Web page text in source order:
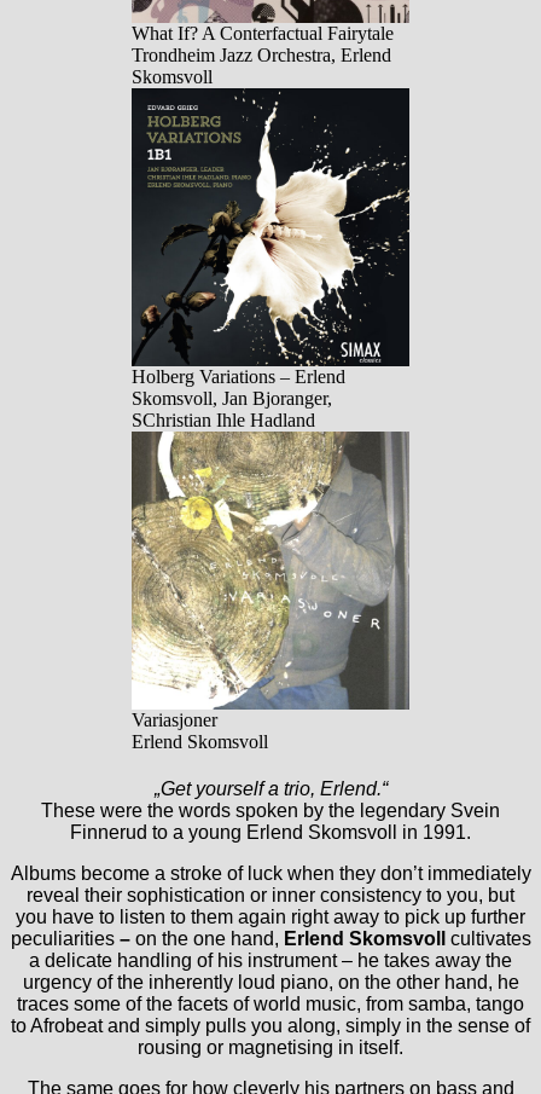
What If? A Conterfactual Fairytale
Trondheim Jazz Orchestra, Erlend
Skomsvoll
Holberg Variations – Erlend
Skomsvoll, Jan Bjoranger,
SChristian Ihle Hadland
Variasjoner
Erlend Skomsvoll
„Get yourself a trio, Erlend.“
These were the words spoken by the legendary Svein
Finnerud to a young Erlend Skomsvoll in 1991.
Albums become a stroke of luck when they don’t immediately
reveal their sophistication or inner consistency to you, but
you have to listen to them again right away to pick up further
peculiarities– on the one hand, Erlend Skomsvoll
cultivates
a delicate handling of his instrument – he takes away the
urgency of the inherently loud piano, on the other hand, he
traces some of the facets of world music, from samba, tango
to Afrobeat and simply pulls you along, simply in the sense of
rousing or magnetising in itself.
The same goes for how cleverly his partners on bass and